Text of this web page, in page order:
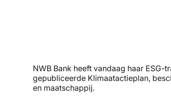
NWB Bank heeft vandaag haar
gepubliceerde Klimaatactieplan,
en maatschappij.